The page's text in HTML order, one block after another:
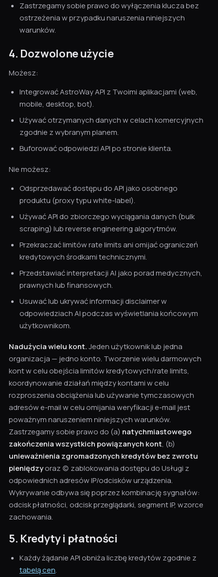
Zastrzegamy sobie prawo do wyłączenia klucza bez
ostrzeżenia w przypadku naruszenia niniejszych
warunków.
4. Dozwolone użycie
Możesz:
Integrować AstroWay API z Twoimi aplikacjami (web,
mobile, desktop, bot).
Używać otrzymanych danych w celach komercyjnych
zgodnie z wybranym planem.
Buforować odpowiedzi API po stronie klienta.
Nie możesz:
Odsprzedawać dostępu do API jako osobnego
produktu (proxy typu white-label).
Używać API do zbiorczego wyciągania danych (bulk
scraping) lub reverse engineering algorytmów.
Przekraczać limitów rate limits ani omijać ograniczeń
kredytowych środkami technicznymi.
Przedstawiać interpretacji AI jako porad medycznych,
prawnych lub finansowych.
Usuwać lub ukrywać informacji disclaimer w
odpowiedziach AI podczas wyświetlania końcowym
użytkownikom.
Nadużycia wielu kont.Jeden użytkownik lub jedna
organizacja — jedno konto. Tworzenie wielu darmowych
kont w celu obejścia limitów kredytowych/rate limits,
koordynowanie działań między kontami w celu
rozproszenia obciążenia lub używanie tymczasowych
adresów e-mail w celu omijania weryfikacji e-mail jest
poważnym naruszeniem niniejszych warunków.
Zastrzegamy sobie prawo do (a) natychmiastowego
zakończenia wszystkich powiązanych kont, (b)
unieważnienia zgromadzonych kredytów bez zwrotu
pieniędzyoraz (c) zablokowania dostępu do Usługi z
odpowiednich adresów IP/odcisków urządzenia.
Wykrywanie odbywa się poprzez kombinację sygnałów:
odcisk płatności, odcisk przeglądarki, segment IP, wzorce
zachowania.
5. Kredyty i płatności
Każdy żądanie API obniża liczbę kredytów zgodnie z
tabelą cen.